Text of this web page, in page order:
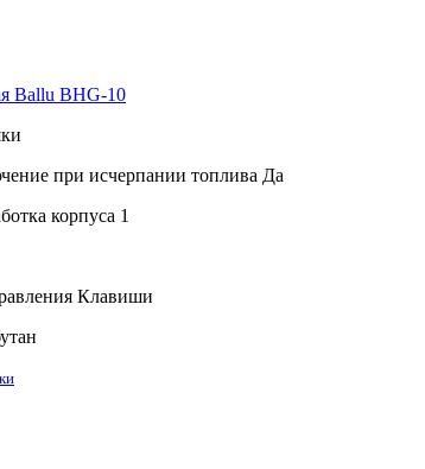
Ballu BHG-10
при исчерпании топлива Да
корпуса 1
Клавиши